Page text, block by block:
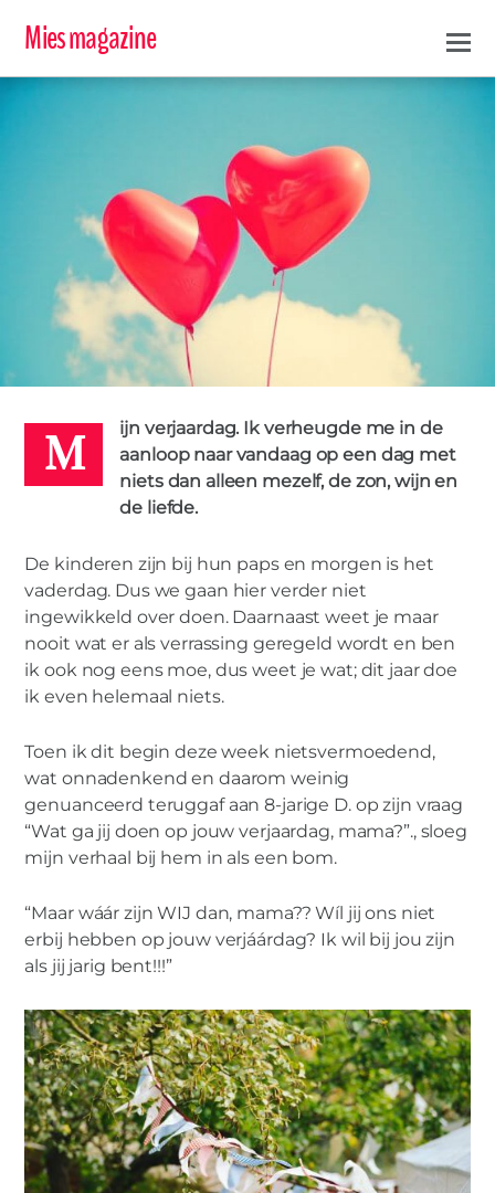
Mies magazine
ALEXA
17 JUNI 2017
HART
JARIG
VIEREN
VROUW
Een jarig hart
M
ijn verjaardag. Ik verheugde me in de
aanloop naar vandaag op een dag met
niets dan alleen mezelf, de zon, wijn en
de liefde.
De kinderen zijn bij hun paps en morgen is het
vaderdag. Dus we gaan hier verder niet
ingewikkeld over doen. Daarnaast weet je maar
nooit wat er als verrassing geregeld wordt en ben
ik ook nog eens moe, dus weet je wat; dit jaar doe
ik even helemaal niets.
Toen ik dit begin deze week nietsvermoedend,
wat onnadenkend en daarom weinig
genuanceerd teruggaf aan 8-jarige D. op zijn vraag
“Wat ga jij doen op jouw verjaardag, mama?”., sloeg
mijn verhaal bij hem in als een bom.
“Maar wáár zijn WIJ dan, mama?? Wíl jij ons niet
erbij hebben op jouw verjáárdag? Ik wil bij jou zijn
als jij jarig bent!!!”